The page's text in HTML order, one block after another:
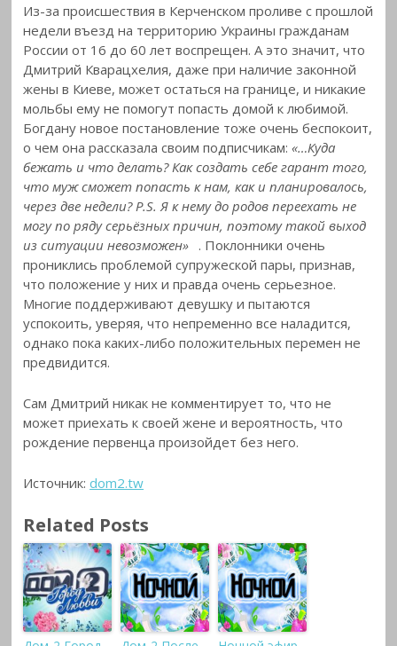
Из-за происшествия в Керченском проливе с прошлой
недели въезд на территорию Украины гражданам
России от 16 до 60 лет воспрещен. А это значит, что
Дмитрий Кварацхелия, даже при наличие законной
жены в Киеве, может остаться на границе, и никакие
мольбы ему не помогут попасть домой к любимой.
Богдану новое постановление тоже очень беспокоит,
о чем она рассказала своим подписчикам:«…Куда
бежать и что делать? Как создать себе гарант того,
что муж сможет попасть к нам, как и планировалось,
через две недели? P.S. Я к нему до родов переехать не
могу по ряду серьёзных причин, поэтому такой выход
из ситуации невозможен» . Поклонники очень
прониклись проблемой супружеской пары, признав,
что положение у них и правда очень серьезное.
Многие поддерживают девушку и пытаются
успокоить, уверяя, что непременно все наладится,
однако пока каких-либо положительных перемен не
предвидится.
Сам Дмитрий никак не комментирует то, что не
может приехать к своей жене и вероятность, что
рождение первенца произойдет без него.
Источник:dom2.tw
Related Posts